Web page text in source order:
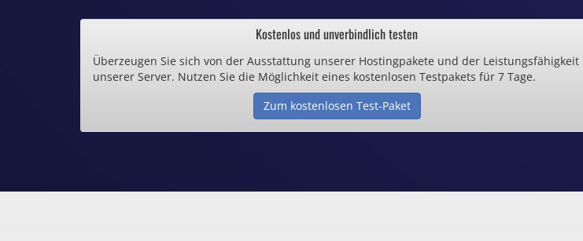
.de und .eu schon ab 0,70€ / Monat
Inklusive .de Domain
Webspace ab 1,25€ / Monat
Günstige SSL-Zertifikate
Kostenlos und unverbindlich testen
Überzeugen Sie sich von der Ausstattung unserer Hostingpakete und der Leistungsfähigkeit
unserer Server. Nutzen Sie die Möglichkeit eines kostenlosen Testpakets für 7 Tage.
Zum kostenlosen Test-Paket